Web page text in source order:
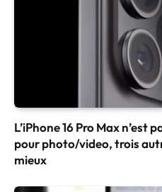
L’iPhone 16 Pro Max n’est
pour photo/video, trois
mieux